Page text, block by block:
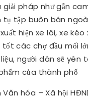
giải pháp như gắn
tụ tập buôn bán
hiện xe lôi, xe kéo
tốt các chợ đầu mối
người dân sẽ yên
của thành phố
hóa – Xã hội